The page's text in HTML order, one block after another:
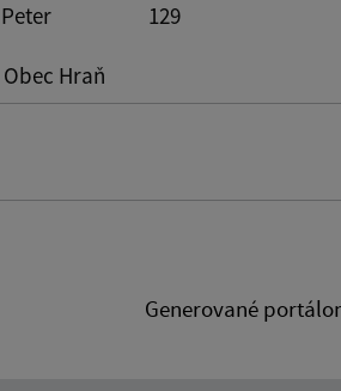
Hraň
129
Generované